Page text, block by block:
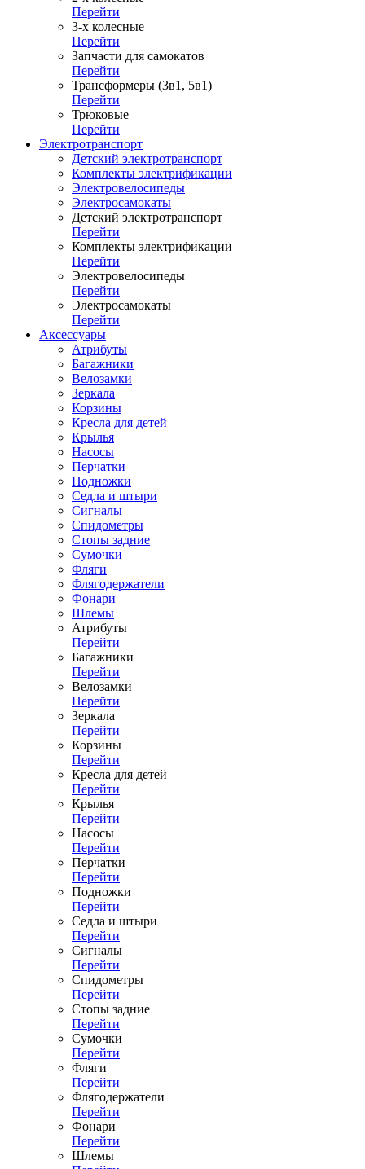
Перейти
3-х колесные
Перейти
Запчасти для самокатов
Перейти
Трансформеры (3в1, 5в1)
Перейти
Трюковые
Перейти
Электротранспорт
Детский электротранспорт
Комплекты электрификации
Электровелосипеды
Электросамокаты
Детский электротранспорт
Перейти
Комплекты электрификации
Перейти
Электровелосипеды
Перейти
Электросамокаты
Перейти
Аксессуары
Атрибуты
Багажники
Велозамки
Зеркала
Корзины
Кресла для детей
Крылья
Насосы
Перчатки
Подножки
Седла и штыри
Сигналы
Спидометры
Стопы задние
Сумочки
Фляги
Флягодержатели
Фонари
Шлемы
Атрибуты
Перейти
Багажники
Перейти
Велозамки
Перейти
Зеркала
Перейти
Корзины
Перейти
Кресла для детей
Перейти
Крылья
Перейти
Насосы
Перейти
Перчатки
Перейти
Подножки
Перейти
Седла и штыри
Перейти
Сигналы
Перейти
Спидометры
Перейти
Стопы задние
Перейти
Сумочки
Перейти
Фляги
Перейти
Флягодержатели
Перейти
Фонари
Перейти
Шлемы